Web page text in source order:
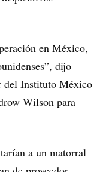
en México,
dijo
del Instituto México
Wilson para
a un matorral